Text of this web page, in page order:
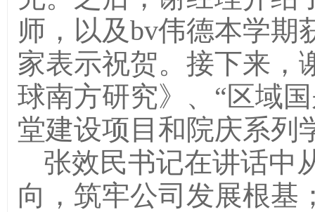
师，以及bv伟德本学期
家表示祝贺。接下来，
球南方研究》、“区域
堂建设项目和院庆系列
张效民书记在讲话中
向，筑牢公司发展根基